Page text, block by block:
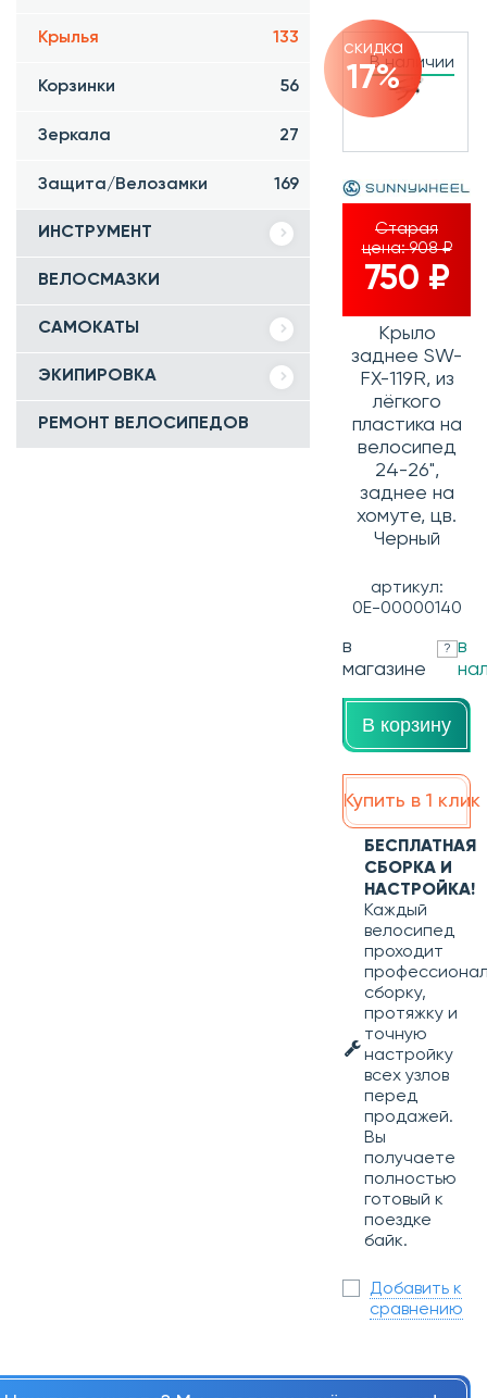
Крылья 133
Корзинки 56
Зеркала 27
Защита/Велозамки 169
ИНСТРУМЕНТ
ВЕЛОСМАЗКИ
САМОКАТЫ
ЭКИПИРОВКА
РЕМОНТ ВЕЛОСИПЕДОВ
В наличии
скидка
17%
Старая
цена:908 ₽
750 ₽
Крыло
заднее SW-
FX-119R, из
лёгкого
пластика на
велосипед
24-26",
заднее на
хомуте, цв.
Черный
артикул:
0Е-00000140
в
магазине
? в
В корзину
Купить в 1 клик
БЕСПЛАТНАЯ
СБОРКА И
НАСТРОЙКА!
Каждый
велосипед
проходит
сборку,
протяжку и
точную
настройку
всех узлов
перед
продажей.
Вы
получаете
полностью
готовый к
поездке
байк.
Добавить к
сравнению